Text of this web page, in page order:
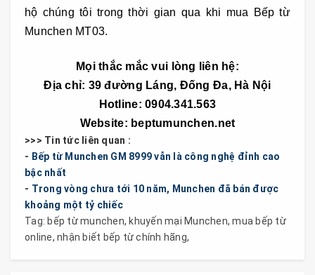
hộ chúng tôi trong thời gian qua khi mua Bếp từ
Munchen MT03.
Mọi thắc mắc vui lòng liên hệ:
Địa chỉ: 39 đường Láng, Đống Đa, Hà Nội
Hotline: 0904.341.563
Website: beptumunchen.net
>>> Tin tức liên quan :
- Bếp từ Munchen GM 8999 vẫn là công nghệ đỉnh cao
bậc nhất
- Trong vòng chưa tới 10 năm, Munchen đã bán được
khoảng một tỷ chiếc
Tag: bếp từ munchen, khuyến mại Munchen,mua bếp từ
online, nhận biết bếp từ chính hãng,